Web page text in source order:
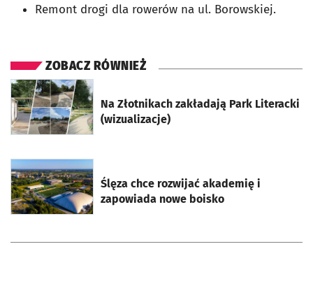
Remont drogi dla rowerów na ul. Borowskiej.
ZOBACZ RÓWNIEŻ
Na Złotnikach zakładają Park Literacki
(wizualizacje)
otworzy się w nowej karcie
Ślęza chce rozwijać akademię i
zapowiada nowe boisko
otworzy się w nowej karcie